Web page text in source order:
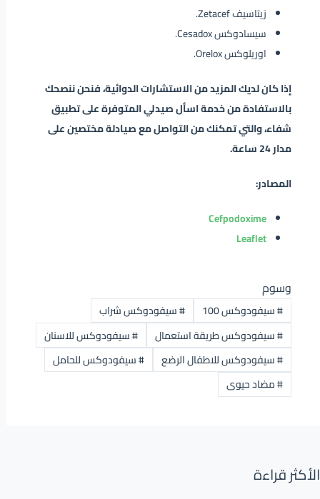
زيتاسيف Zetacef.
سيسادوكس Cesadox.
اوريلوكس Orelox.
إذا كان لديك المزيد من الاستشارات الدوائية، فنحن ننصحك
بالاستفادة من خدمة اسأل صيدلي المتوفرة على تطبيق
شفاء، والتي تمكنك من التواصل مع صيادلة مختصين على
مدار 24 ساعة.
المصادر:
Cefpodoxime
Leaflet
وسوم
#سيفودوكس 100 #سيفودوكس شراب
#سيفودوكس طريقة استعمال #سيفودوكس للاسنان
#سيفودوكس للاطفال الرضع #سيفودوكس للحامل
#مضاد حيوى
الأكثر قراءة